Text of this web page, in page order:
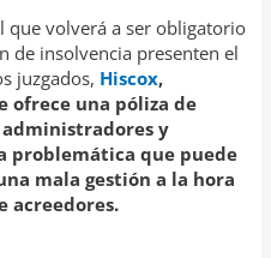
que volverá a ser obligatorio
de insolvencia presenten el
juzgados, Hiscox,
ofrece una póliza de
y
problemática que puede
mala gestión a la hora
acreedores.